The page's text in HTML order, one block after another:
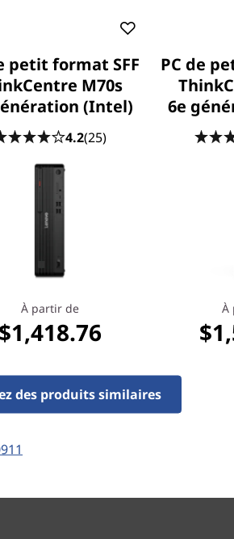
Grâce à la technologie
plus rapidement que
stockage. Le PCIe SSD
plus rapide qu'un disque
profiterez d'un système
secondes et ouvre
le
et
petit format SFF
M70s
(Intel)
4.2(25)
À partir de
$1,418.76
PC de
6e
À
des produits similaires